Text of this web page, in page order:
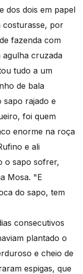
dos dois em papel
costurasse, por
fazenda com
agulha cruzada
tudo a um
de bala
sapo rajado e
foi quem
enorme na roça
e ali
o sapo sofrer,
Mosa. "E
do sapo, tem
consecutivos
plantado o
e cheio de
espigas, que